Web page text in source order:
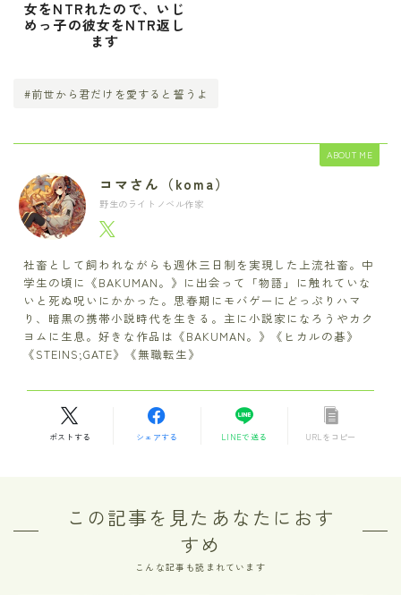
女をNTRれたので、いじ
めっ子の彼女をNTR返し
ます
#前世から君だけを愛すると誓うよ
ABOUT ME
コマさん（koma）
野生のライトノベル作家
社畜として飼われながらも週休三日制を実現した上流社畜。中
学生の頃に《BAKUMAN。》に出会って「物語」に触れていな
いと死ぬ呪いにかかった。思春期にモバゲーにどっぷりハマ
り、暗黒の携帯小説時代を生きる。主に小説家になろうやカク
ヨムに生息。好きな作品は《BAKUMAN。》《ヒカルの碁》
《STEINS;GATE》《無職転生》
ポストする シェアする LINEで送る URLをコピー
この記事を見たあなたにおす
すめ
こんな記事も読まれています